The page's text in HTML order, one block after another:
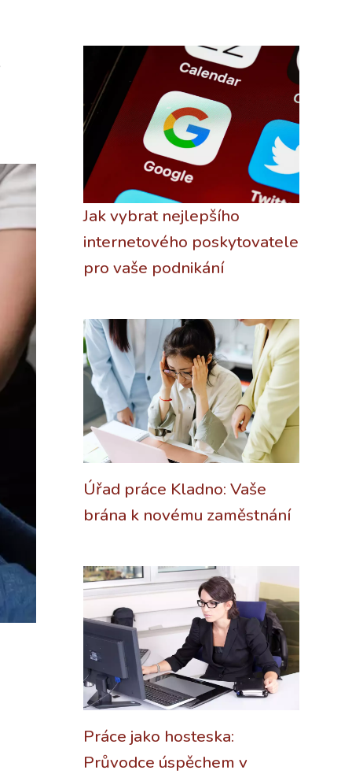
Jak vybrat nejlepšího
internetového poskytovatele
pro vaše podnikání
Úřad práce Kladno: Vaše
brána k novému zaměstnání
Práce jako hosteska:
Průvodce úspěchem v